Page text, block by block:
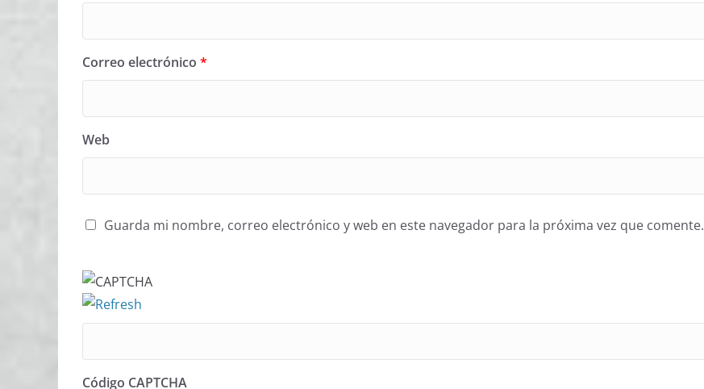
Correo electrónico *
Web
Guarda mi nombre, correo electrónico y web en este navegador para la próxima vez que comente.
Código CAPTCHA